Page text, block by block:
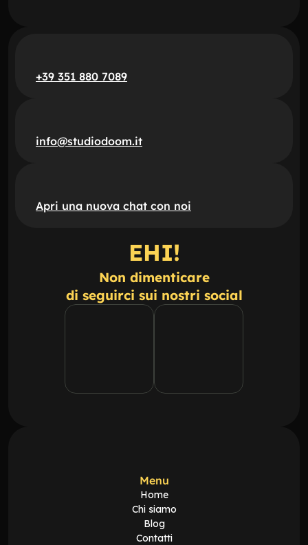
+39 351 880 7089
info@studiodoom.it
Apri una nuova chat con noi
EHI!
Non dimenticare
di seguirci sui nostri social
Menu
Home
Chi siamo
Blog
Contatti